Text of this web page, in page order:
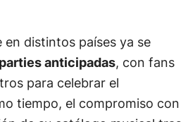
en distintos países ya se
anticipadas, con fans
para celebrar el
tiempo, el compromiso con